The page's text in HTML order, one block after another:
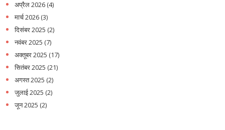
अप्रैल 2026 (4)
मार्च 2026 (3)
दिसंबर 2025 (2)
नवंबर 2025 (7)
अक्तूबर 2025 (17)
सितंबर 2025 (21)
अगस्त 2025 (2)
जुलाई 2025 (2)
जून 2025 (2)